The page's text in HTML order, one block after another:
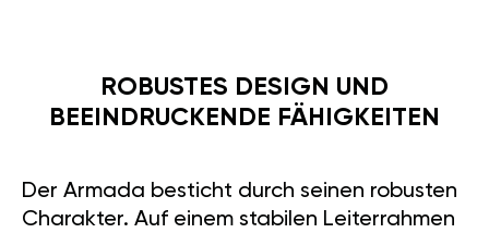
ROBUSTES DESIGN UND
BEEINDRUCKENDE FÄHIGKEITEN
Der Armada besticht durch seinen robusten
Charakter. Auf einem stabilen Leiterrahmen